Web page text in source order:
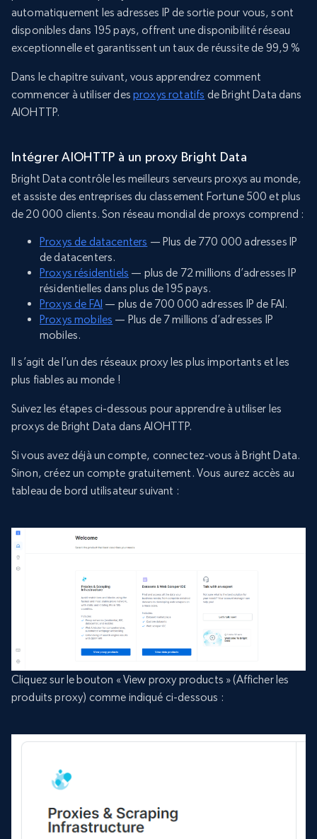
automatiquement les adresses IP de sortie pour vous, sont
disponibles dans 195 pays, offrent une disponibilité réseau
exceptionnelle et garantissent un taux de réussite de 99,9 %
Dans le chapitre suivant, vous apprendrez comment
commencer à utiliser desproxys rotatifs de Bright Data dans
AIOHTTP.
Intégrer AIOHTTP à un proxy Bright Data
Bright Data contrôle les meilleurs serveurs proxys au monde,
et assiste des entreprises du classement Fortune 500 et plus
de 20 000 clients. Son réseau mondial de proxys comprend :
Proxys de datacenters — Plus de 770 000 adresses IP
de datacenters.
Proxys résidentiels — plus de 72 millions d’adresses IP
résidentielles dans plus de 195 pays.
Proxys de FAI — plus de 700 000 adresses IP de FAI.
Proxys mobiles — Plus de 7 millions d’adresses IP
mobiles.
Il s’agit de l’un des réseaux proxy les plus importants et les
plus fiables au monde !
Suivez les étapes ci-dessous pour apprendre à utiliser les
proxys de Bright Data dans AIOHTTP.
Si vous avez déjà un compte, connectez-vous à Bright Data.
Sinon, créez un compte gratuitement. Vous aurez accès au
tableau de bord utilisateur suivant :
Cliquez sur le bouton « View proxy products » (Afficher les
produits proxy) comme indiqué ci-dessous :